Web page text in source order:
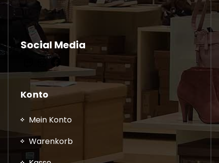
Social Media
Twitch
InstagramFacebook
Konto
Mein Konto
Warenkorb